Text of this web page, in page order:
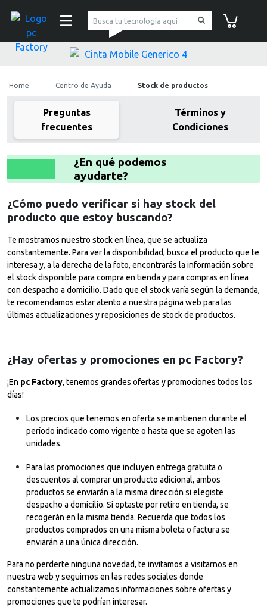
pc Factory
Home Centro de Ayuda Stock de productos
Preguntas
frecuentes
Términos y
Condiciones
¿En qué podemos
ayudarte?
¿Cómo puedo verificar si hay stock del
producto que estoy buscando?
Te mostramos nuestro stock en línea, que se actualiza
constantemente. Para ver la disponibilidad, busca el producto que te
interesa y, a la derecha de la foto, encontrarás la información sobre
el stock disponible para compra en tienda y para compras en línea
con despacho a domicilio. Dado que el stock varía según la demanda,
te recomendamos estar atento a nuestra página web para las
últimas actualizaciones y reposiciones de stock de productos.
¿Hay ofertas y promociones en pc Factory?
¡En pc Factory, tenemos grandes ofertas y promociones todos los
días!
Los precios que tenemos en oferta se mantienen durante el
período indicado como vigente o hasta que se agoten las
unidades.
Para las promociones que incluyen entrega gratuita o
descuentos al comprar un producto adicional, ambos
productos se enviarán a la misma dirección si elegiste
despacho a domicilio. Si optaste por retiro en tienda, se
recogerán en la misma tienda. Recuerda que todos los
productos comprados en una misma boleta o factura se
enviarán a una única dirección.
Para no perderte ninguna novedad, te invitamos a visitarnos en
nuestra web y seguirnos en las redes sociales donde
constantemente actualizamos informaciones sobre ofertas y
promociones que te podrían interesar.